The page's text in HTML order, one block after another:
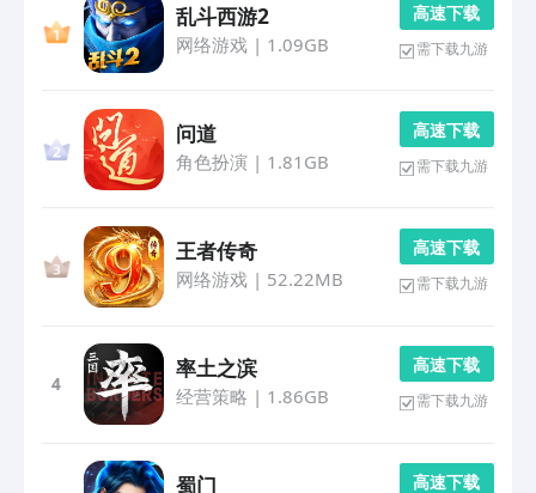
乱斗西游2
网络游戏| 1.09GB
高 速 下 载
需下载九游
问道
角色扮演 | 1.81GB
高 速 下 载
需下载九游
王者传奇
网络游戏| 52.22MB
高 速 下 载
需下载九游
4
率土之滨
经营策略 | 1.86GB
高 速 下 载
需下载九游
蜀门 高 速 下 载